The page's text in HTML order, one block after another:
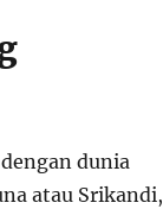
dunia
atau Srikandi,